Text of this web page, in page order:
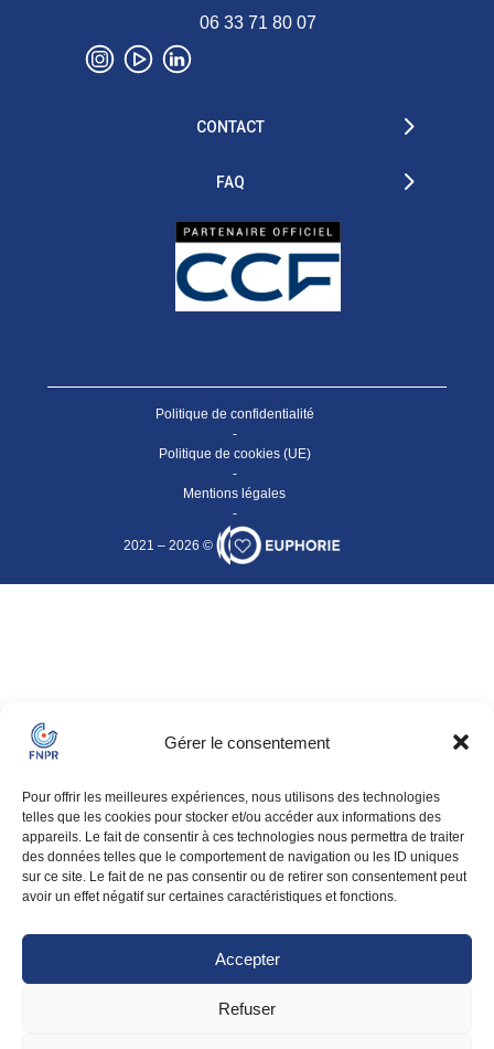
Gérer le consentement
Pour offrir les meilleures expériences, nous utilisons des technologies
telles que les cookies pour stocker et/ou accéder aux informations des
appareils. Le fait de consentir à ces technologies nous permettra de traiter
des données telles que le comportement de navigation ou les ID uniques
sur ce site. Le fait de ne pas consentir ou de retirer son consentement peut
avoir un effet négatif sur certaines caractéristiques et fonctions.
Accepter
Refuser
06 33 71 80 07
CONTACT
FAQ
Politique de confidentialité
-
Politique de cookies (UE)
-
Mentions légales
-
2021 – 2026 ©